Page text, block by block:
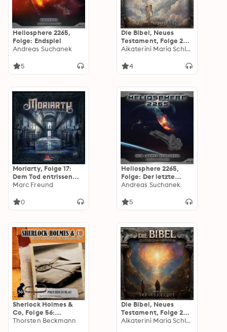
Heliosphere 2265,
Folge: Endspiel
Andreas Suchanek
5
Die Bibel, Neues
Testament, Folge 24:
Die Auferstehung
Aikaterini Maria Schlösser
4
Moriarty, Folge 17:
Dem Tod entrissen
(ungekürzt)
Marc Freund
0
Heliosphere 2265,
Folge: Der letzte
Schlüssel
Andreas Suchanek
5
Sherlock Holmes &
Co, Folge 56:
Preußisch Blau
Thorsten Beckmann
Die Bibel, Neues
Testament, Folge 25:
Der Heilige Geist
Aikaterini Maria Schlösser